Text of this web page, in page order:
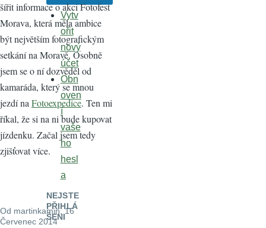
šířit informace o akci Fotofest
Morava, která měla ambice
být největším fotografickým
setkání na Moravě. Osobně
jsem se o ní dozvěděl od
kamaráda, který se mnou
jezdí naFotoexpedice. Ten mi
říkal, že si na ni bude kupovat
jízdenku. Začal jsem tedy
zjišťovat více.
Od martinkamin, 16
Červenec 2014
Vytv
ořit
nový
účet
Obn
oven
í
vaše
ho
hesl
a
NEJSTE
PŘIHLÁ
ŠENI